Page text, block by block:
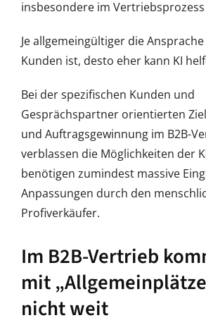
insbesondere im
Je allgemeingültiger die
Kunden ist, desto eher kann KI
Bei der spezifischen Kunden und
Gesprächspartner orientierten
und Auftragsgewinnung im B2B-
verblassen die Möglichkeiten der
benötigen zumindest massive
Anpassungen durch den
Profiverkäufer.
Im B2B-Vertrieb
mit
nicht weit